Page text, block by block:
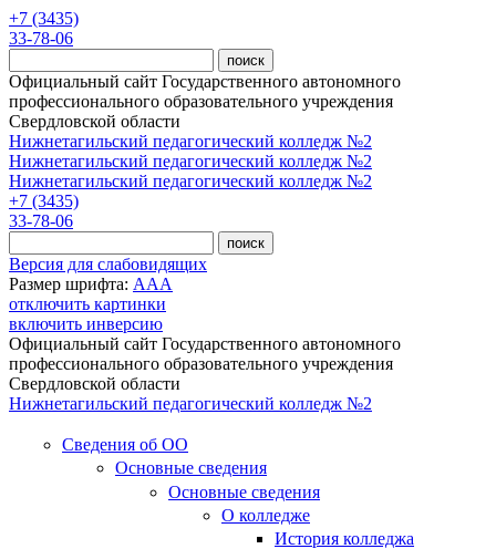
Перейти к основному содержанию
+7 (3435)
33-78-06
Официальный сайт Государственного автономного
профессионального образовательного учреждения
Свердловской области
Нижнетагильский педагогический колледж №2
Нижнетагильский педагогический колледж №2
Нижнетагильский педагогический колледж №2
+7 (3435)
33-78-06
Версия для слабовидящих
Размер шрифта: AAA
отключить картинки
включить инверсию
Официальный сайт Государственного автономного
профессионального образовательного учреждения
Свердловской области
Нижнетагильский педагогический колледж №2
Сведения об ОО
Основные сведения
Основные сведения
О колледже
История колледжа